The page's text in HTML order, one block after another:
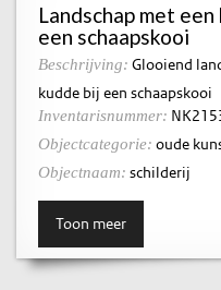
Landschap met
een schaapskooi
Beschrijving: Glooiend
kudde bij een schaapskooi
Inventarisnummer:
Objectcategorie: oude
Objectnaam: schilderij
Toon meer